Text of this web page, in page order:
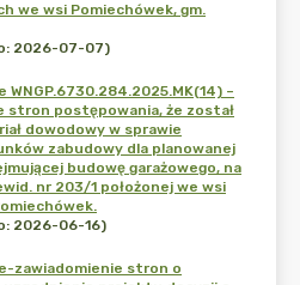
we wsi Pomiechówek, gm.
2026-07-07)
WNGP.6730.284.2025.MK(14) –
stron postępowania, że został
dowodowy w sprawie
zabudowy dla planowanej
budowę garażowego, na
nr 203/1 położonej we wsi
2026-06-16)
zawiadomienie stron o